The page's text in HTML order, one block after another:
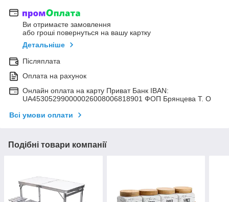
Ви отримаєте замовлення
або гроші повернуться на вашу картку
Детальніше
Післяплата
Оплата на рахунок
Онлайн оплата на карту Приват Банк IBAN:
UA453052990000026008006818901 ФОП Брянцева Т. О
Всі умови оплати
Подібні товари компанії